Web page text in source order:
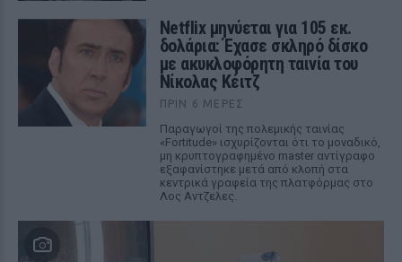
Netflix μηνύεται για 105 εκ.
δολάρια: Έχασε σκληρό δίσκο
με ακυκλοφόρητη ταινία του
Νίκολας Κέιτζ
ΠΡΙΝ 6 ΜΈΡΕΣ
Παραγωγοί της πολεμικής ταινίας
«Fortitude» ισχυρίζονται ότι το μοναδικό,
μη κρυπτογραφημένο master αντίγραφο
εξαφανίστηκε μετά από κλοπή στα
κεντρικά γραφεία της πλατφόρμας στο
Λος Αντζελες.